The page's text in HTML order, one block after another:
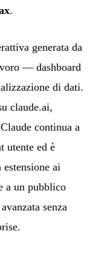
.
generata da
— dashboard
di dati.
claude.ai,
continua a
utente ed è
estensione ai
a un pubblico
senza